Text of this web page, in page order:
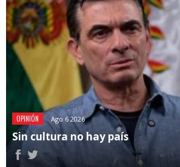
OPINIÓN Ago 6 2026
Sin cultura no hay país